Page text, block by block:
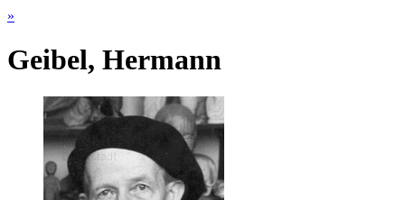
»
Geibel, Hermann